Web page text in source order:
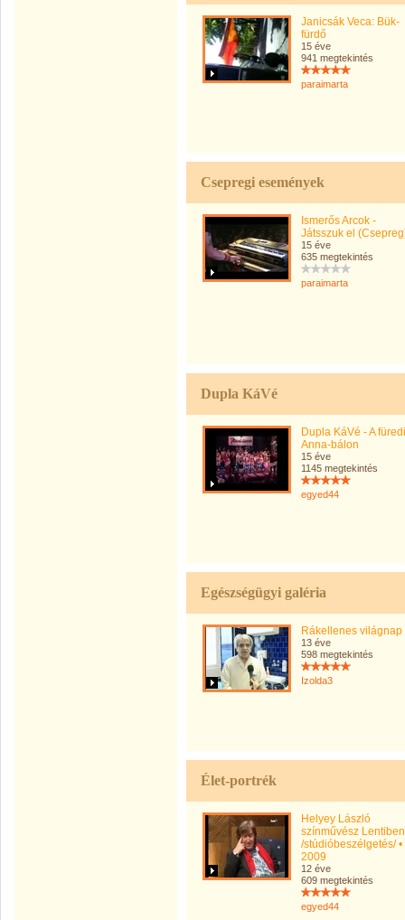
Janicsák Veca: Bük-
fürdő
15 éve
941 megtekintés
paraimarta
Csepregi események
Ismerős Arcok -
Játsszuk el
15 éve
635 megtekintés
paraimarta
Dupla KáVé
Dupla KáVé - A füredi
Anna-bálon
15 éve
1145 megtekintés
egyed44
Egészségügyi galéria
Rákellenes világnap
13 éve
598 megtekintés
Izolda3
Élet-portrék
Helyey László
színművész Lentiben
/stúdióbeszélgetés/ •
2009
12 éve
609 megtekintés
egyed44